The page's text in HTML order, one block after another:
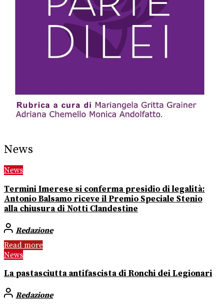
News
News
Termini Imerese si conferma presidio di legalità:
Antonio Balsamo riceve il Premio Speciale Stenio
alla chiusura di Notti Clandestine
Redazione
Read more
News
La pastasciutta antifascista di Ronchi dei Legionari
Redazione